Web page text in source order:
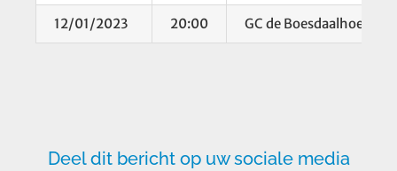
12/01/2023 20:00 GC de Boesdaalhoeve
Deel dit bericht op uw sociale media